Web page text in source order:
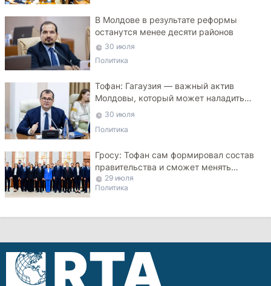
В Молдове в результате реформы
останутся менее десяти районов
30 июля
Политика
Тофан: Гагаузия — важный актив
Молдовы, который может наладить
мосты с Турцией
30 июля
Политика
Гросу: Тофан сам формировал состав
правительства и сможет менять
министров
29 июля
Политика